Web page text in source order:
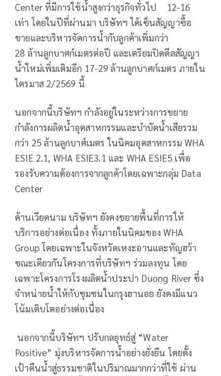
Center ที่มีการใช้น้ำสูงกว่าธุรกิจทั่วไป 12-16
เท่า โดยในปีที่ผ่านมา บริษัทฯ ได้เซ็นสัญญาซื้อ
ขายและบริหารจัดการน้ำกับลูกค้าเพิ่มกว่า
28 ล้านลูกบาศก์เมตรต่อปี และเตรียมปิดดีลสัญญา
น้ำใหม่เพิ่มเติมอีก 17-29 ล้านลูกบาศก์เมตร ภายใน
ไตรมาส 2/2569 นี้
นอกจากนี้บริษัทฯ กำลังอยู่ในระหว่างการขยาย
กำลังการผลิตน้ำอุตสาหกรรมและบำบัดน้ำเสียรวม
กว่า 25 ล้านลูกบาศ์เมตร ในนิคมอุตสาหกรรม WHA
ESIE 2.1, WHA ESIE3.1 และ WHA ESIE5 เพื่อ
รองรับความต้องการจากลูกค้าโดยเฉพาะกลุ่ม Data
Center
ด้านเวียดนาม บริษัทฯ ยังคงขยายพื้นที่การให้
บริการอย่างต่อเนื่อง ทั้งภายในนิคมของ WHA
Group โดยเฉพาะในจังหวัดเหงะอานและทัญฮว้า
ขณะเดียวกันโครงการที่บริษัทฯ ร่วมลงทุน โดย
เฉพาะโครงการโรงผลิตน้ำประปา Duong River ซึ่ง
จำหน่ายน้ำให้กับชุมชนในกรุงฮานอย ยังคงมีแนว
โน้มเติบโตอย่างต่อเนื่อง
นอกจากนี้บริษัทฯ ปรับกลยุทธ์สู่ “Water
Positive” มุ่งบริหารจัดการน้ำอย่างยั่งยืน โดยตั้ง
เป้าคืนน้ำสู่ธรรมชาติในปริมาณมากกว่าที่ใช้ ผ่าน